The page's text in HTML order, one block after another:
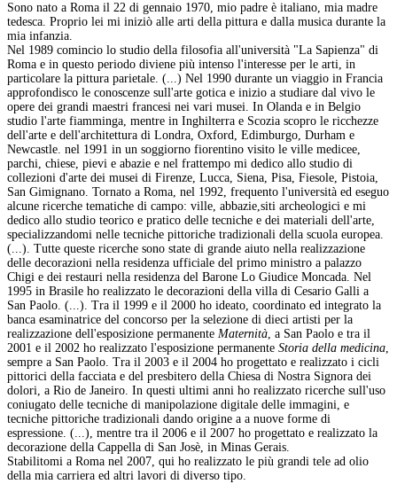
Sono nato a Roma il 22 di gennaio 1970, mio padre è italiano, mia madre
tedesca. Proprio lei mi iniziò alle arti della pittura e dalla musica durante la
mia infanzia.
Nel 1989 comincio lo studio della filosofia all'università "La Sapienza" di
Roma e in questo periodo diviene più intenso l'interesse per le arti, in
particolare la pittura parietale. (...) Nel 1990 durante un viaggio in Francia
approfondisco le conoscenze sull'arte gotica e inizio a studiare dal vivo le
opere dei grandi maestri francesi nei vari musei. In Olanda e in Belgio
studio l'arte fiamminga, mentre in Inghilterra e Scozia scopro le ricchezze
dell'arte e dell'architettura di Londra, Oxford, Edimburgo, Durham e
Newcastle. nel 1991 in un soggiorno fiorentino visito le ville medicee,
parchi, chiese, pievi e abazie e nel frattempo mi dedico allo studio di
collezioni d'arte dei musei di Firenze, Lucca, Siena, Pisa, Fiesole, Pistoia,
San Gimignano. Tornato a Roma, nel 1992, frequento l'università ed eseguo
alcune ricerche tematiche di campo: ville, abbazie,siti archeologici e mi
dedico allo studio teorico e pratico delle tecniche e dei materiali dell'arte,
specializzandomi nelle tecniche pittoriche tradizionali della scuola europea.
(...). Tutte queste ricerche sono state di grande aiuto nella realizzazione
delle decorazioni nella residenza ufficiale del primo ministro a palazzo
Chigi e dei restauri nella residenza del Barone Lo Giudice Moncada. Nel
1995 in Brasile ho realizzato le decorazioni della villa di Cesario Galli a
San Paolo. (...). Tra il 1999 e il 2000 ho ideato, coordinato ed integrato la
banca esaminatrice del concorso per la selezione di dieci artisti per la
realizzazione dell'esposizione permanente Maternità, a San Paolo e tra il
2001 e il 2002 ho realizzato l'esposizione permanente Storia della medicina,
sempre a San Paolo. Tra il 2003 e il 2004 ho progettato e realizzato i cicli
pittorici della facciata e del presbitero della Chiesa di Nostra Signora dei
dolori, a Rio de Janeiro. In questi ultimi anni ho realizzato ricerche sull'uso
coniugato delle tecniche di manipolazione digitale delle immagini, e
tecniche pittoriche tradizionali dando origine a a nuove forme di
espressione. (...), mentre tra il 2006 e il 2007 ho progettato e realizzato la
decorazione della Cappella di San Josè, in Minas Gerais.
Stabilitomi a Roma nel 2007, qui ho realizzato le più grandi tele ad olio
della mia carriera ed altri lavori di diverso tipo.